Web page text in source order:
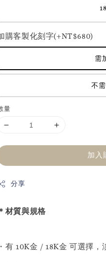
購客製化刻字(+NT$680)
需
不
量
加入
分享
材質與規格
・有 10K金 / 18K金 可選擇，